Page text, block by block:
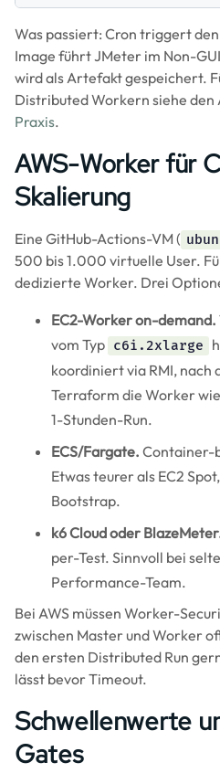
Was passiert: Cron triggert
Image führt JMeter im Non-
wird als Artefakt gespeichert.
Distributed Workern siehe den
Praxis.
AWS-Worker für
Skalierung
Eine GitHub-Actions-VM (
500 bis 1.000 virtuelle User.
dedizierte Worker. Drei
EC2-Worker on-demand.
vom Typ c6i.2xlarge
koordiniert via RMI, nach
Terraform die Worker
1-Stunden-Run.
ECS/Fargate. Container-
Etwas teurer als EC2
Bootstrap.
k6 Cloud oder
per-Test. Sinnvoll bei
Performance-Team.
Bei AWS müssen Worker-
zwischen Master und Worker
den ersten Distributed Run
lässt bevor Timeout.
Schwellenwerte
Gates